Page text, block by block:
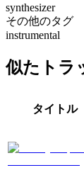
synthesizer
その他のタグ
instrumental
似たトラ
タイトル